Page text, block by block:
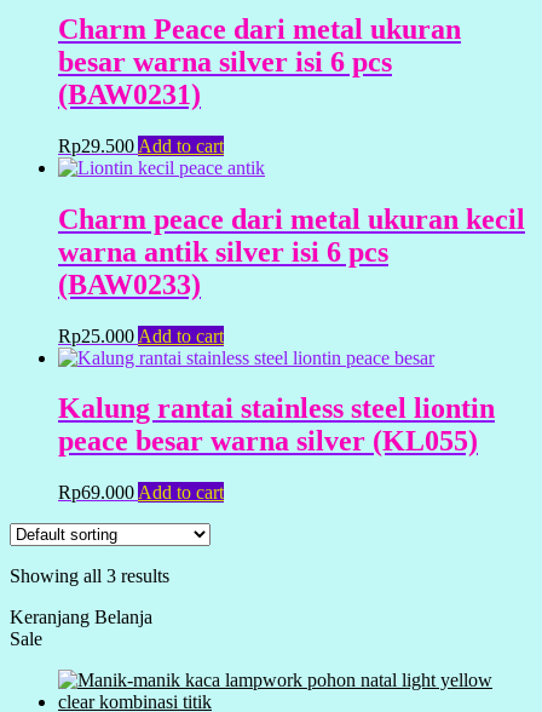
Charm Peace dari metal ukuran
besar warna silver isi 6 pcs
(BAW0231)
Rp29.500 Add to cart
Charm peace dari metal ukuran kecil
warna antik silver isi 6 pcs
(BAW0233)
Rp25.000 Add to cart
Kalung rantai stainless steel liontin
peace besar warna silver (KL055)
Rp69.000 Add to cart
Showing all 3 results
Keranjang Belanja
Sale